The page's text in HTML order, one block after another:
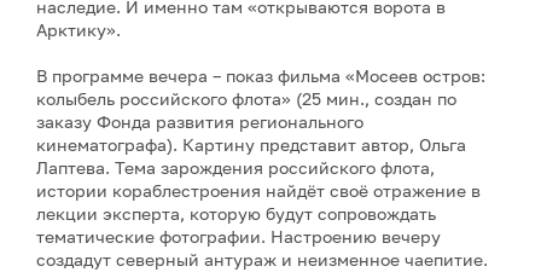
наследие. И именно там «открываются ворота в
Арктику».
В программе вечера – показ фильма «Мосеев остров:
колыбель российского флота» (25 мин., создан по
заказу Фонда развития регионального
кинематографа). Картину представит автор, Ольга
Лаптева. Тема зарождения российского флота,
истории кораблестроения найдёт своё отражение в
лекции эксперта, которую будут сопровождать
тематические фотографии. Настроению вечеру
создадут северный антураж и неизменное чаепитие.